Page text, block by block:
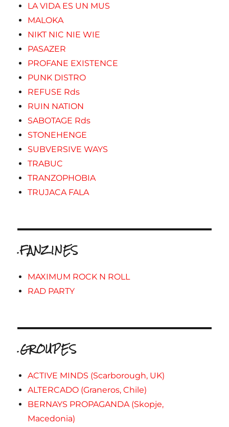
LA VIDA ES UN MUS
MALOKA
NIKT NIC NIE WIE
PASAZER
PROFANE EXISTENCE
PUNK DISTRO
REFUSE Rds
RUIN NATION
SABOTAGE Rds
STONEHENGE
SUBVERSIVE WAYS
TRABUC
TRANZOPHOBIA
TRUJACA FALA
.FANZINES
MAXIMUM ROCK N ROLL
RAD PARTY
.GROUPES
ACTIVE MINDS (Scarborough, UK)
ALTERCADO (Graneros, Chile)
BERNAYS PROPAGANDA (Skopje,
Macedonia)